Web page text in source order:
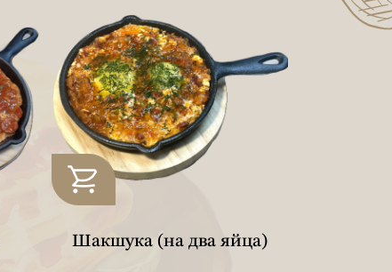
Шакшука (на два яйца)